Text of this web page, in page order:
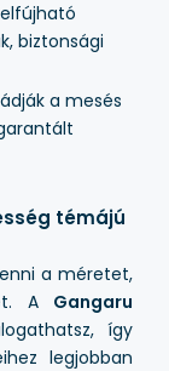
biztonsági
a mesés
témájú
a méretet,
A Gangaru
így
legjobban